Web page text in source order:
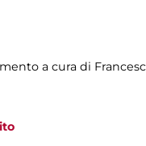
a cura di